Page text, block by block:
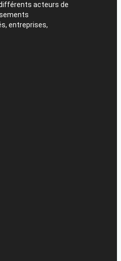
acteurs de
entreprises,